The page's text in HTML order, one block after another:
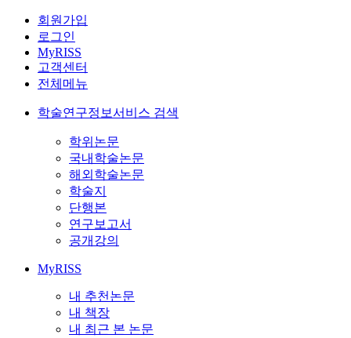
회원가입
로그인
MyRISS
고객센터
전체메뉴
학술연구정보서비스 검색
학위논문
국내학술논문
해외학술논문
학술지
단행본
연구보고서
공개강의
MyRISS
내 추천논문
내 책장
내 최근 본 논문